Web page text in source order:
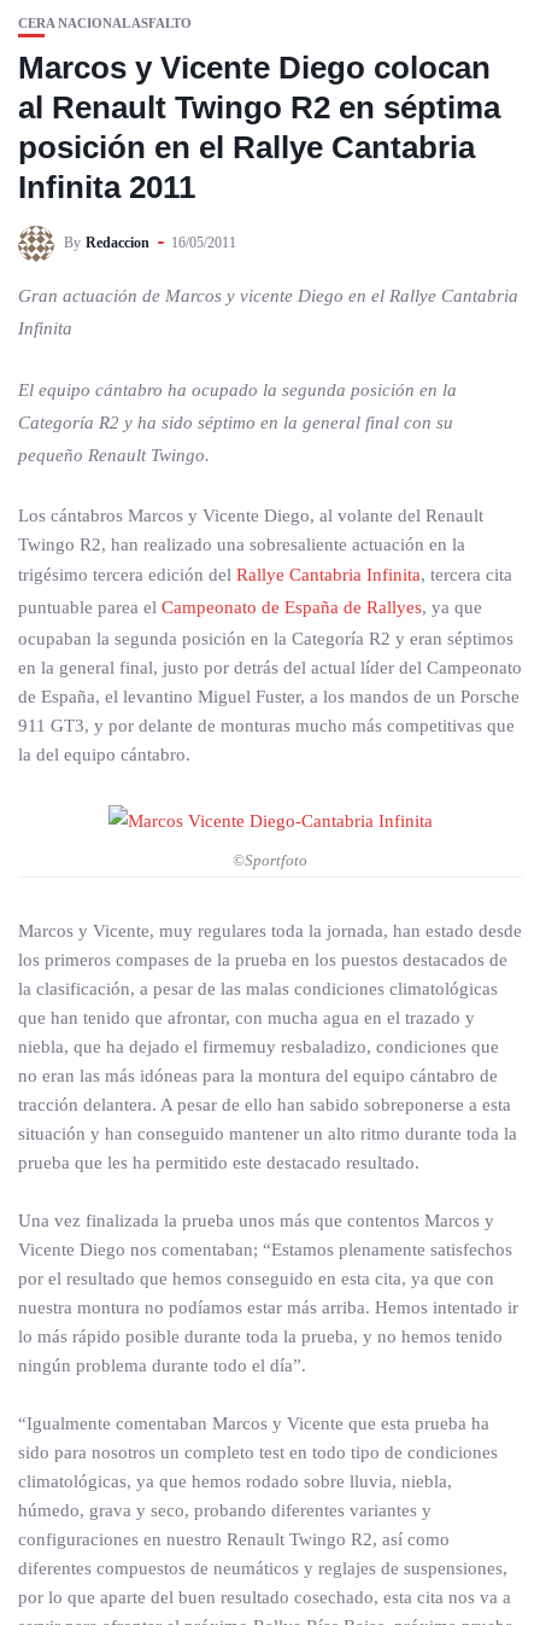
CERA NACIONAL ASFALTO
Marcos y Vicente Diego colocan
al Renault Twingo R2 en séptima
posición en el Rallye Cantabria
Infinita 2011
By Redaccion 16/05/2011
Gran actuación de Marcos y vicente Diego en el Rallye Cantabria
Infinita
El equipo cántabro ha ocupado la segunda posición en la
Categoría R2 y ha sido séptimo en la general final con su
pequeño Renault Twingo.
Los cántabros Marcos y Vicente Diego, al volante del Renault
Twingo R2, han realizado una sobresaliente actuación en la
trigésimo tercera edición del Rallye Cantabria Infinita, tercera cita
puntuable parea el Campeonato de España de Rallyes, ya que
ocupaban la segunda posición en la Categoría R2 y eran séptimos
en la general final, justo por detrás del actual líder del Campeonato
de España, el levantino Miguel Fuster, a los mandos de un Porsche
911 GT3, y por delante de monturas mucho más competitivas que
la del equipo cántabro.
©Sportfoto
Marcos y Vicente, muy regulares toda la jornada, han estado desde
los primeros compases de la prueba en los puestos destacados de
la clasificación, a pesar de las malas condiciones climatológicas
que han tenido que afrontar, con mucha agua en el trazado y
niebla, que ha dejado el firmemuy resbaladizo, condiciones que
no eran las más idóneas para la montura del equipo cántabro de
tracción delantera. A pesar de ello han sabido sobreponerse a esta
situación y han conseguido mantener un alto ritmo durante toda la
prueba que les ha permitido este destacado resultado.
Una vez finalizada la prueba unos más que contentos Marcos y
Vicente Diego nos comentaban; “Estamos plenamente satisfechos
por el resultado que hemos conseguido en esta cita, ya que con
nuestra montura no podíamos estar más arriba. Hemos intentado ir
lo más rápido posible durante toda la prueba, y no hemos tenido
ningún problema durante todo el día”.
“Igualmente comentaban Marcos y Vicente que esta prueba ha
sido para nosotros un completo test en todo tipo de condiciones
climatológicas, ya que hemos rodado sobre lluvia, niebla,
húmedo, grava y seco, probando diferentes variantes y
configuraciones en nuestro Renault Twingo R2, así como
diferentes compuestos de neumáticos y reglajes de suspensiones,
por lo que aparte del buen resultado cosechado, esta cita nos va a